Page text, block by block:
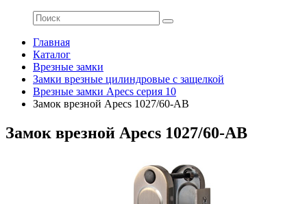
Главная
Каталог
Врезные замки
Замки врезные цилиндровые с защелкой
Врезные замки Apecs серия 10
Замок врезной Apecs 1027/60-AB
Замок врезной Apecs 1027/60-AB